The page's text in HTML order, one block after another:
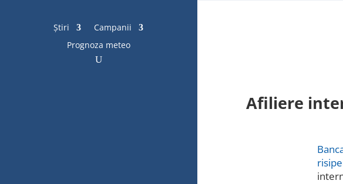
Știri
Campanii
Prognoza meteo
Afiliere